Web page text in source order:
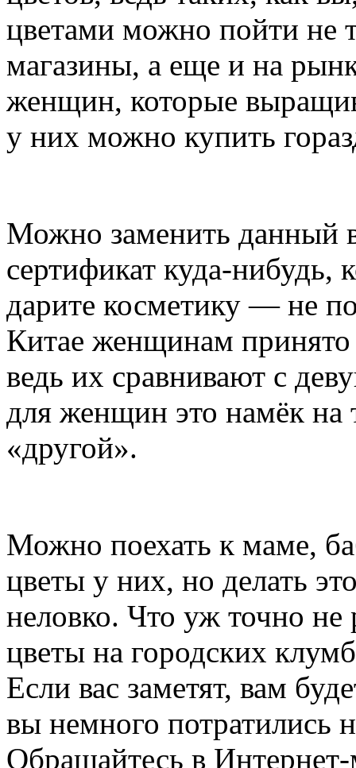
цветами можно пойти не
магазины, а еще и на
женщин, которые
у них можно купить
Можно заменить данный
сертификат куда-
дарите косметику — не
Китае женщинам принято
ведь их сравнивают с
для женщин это намёк на
«другой».
Можно поехать к маме,
цветы у них, но делать
неловко. Что уж точно не
цветы на городских
Если вас заметят, вам
вы немного потратились
Обращайтесь в